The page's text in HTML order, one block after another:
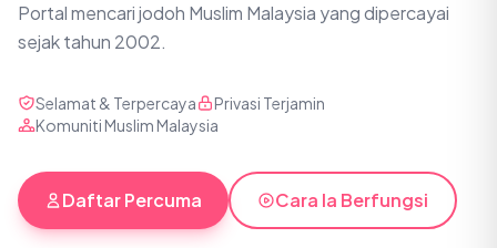
Portal mencari jodoh Muslim Malaysia yang dipercayai
sejak tahun 2002.
Selamat & Terpercaya
Privasi Terjamin
Komuniti Muslim Malaysia
Daftar Percuma Cara Ia Berfungsi